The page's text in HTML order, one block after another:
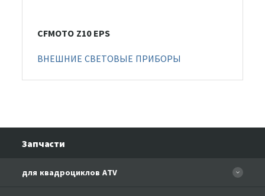
CFMOTO Z10 EPS
ВНЕШНИЕ СВЕТОВЫЕ ПРИБОРЫ
Запчасти
для квадроциклов ATV